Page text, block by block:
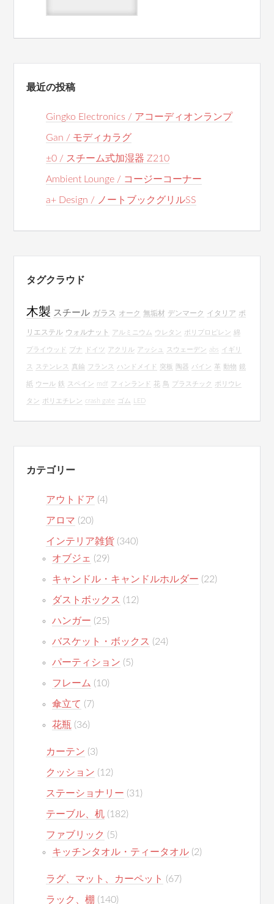
最近の投稿
Gingko Electronics / アコーディオンランプ
Gan / モディカラグ
±0 / スチーム式加湿器 Z210
Ambient Lounge / コージーコーナー
a+ Design / ノートブックグリルSS
タグクラウド
木製 スチール ガラス オーク 無垢材 デンマーク イタリア ポ
リエステル ウォルナット アルミニウム ウレタン ポリプロピレン 綿
プライウッド ブナ ドイツ アクリル アッシュ スウェーデン abs イギリ
ス ステンレス 真鍮 フランス ハンドメイド 突板 陶器 パイン 革 動物 鏡
紙 ウール 鉄 スペイン mdf フィンランド 花 鳥 プラスチック ポリウレ
タン ポリエチレン crash gate ゴム LED
カテゴリー
アウトドア (4)
アロマ (20)
インテリア雑貨 (340)
オブジェ (29)
キャンドル・キャンドルホルダー (22)
ダストボックス (12)
ハンガー (25)
バスケット・ボックス (24)
パーティション (5)
フレーム (10)
傘立て (7)
花瓶 (36)
カーテン (3)
クッション (12)
ステーショナリー (31)
テーブル、机 (182)
ファブリック (5)
キッチンタオル・ティータオル (2)
ラグ、マット、カーペット (67)
ラック、棚 (140)